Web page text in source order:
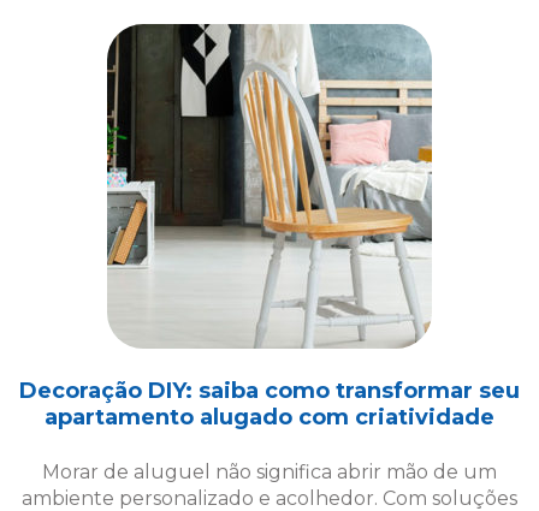
Decoração DIY: saiba como transformar seu
apartamento alugado com criatividade
Morar de aluguel não significa abrir mão de um
ambiente personalizado e acolhedor. Com soluções